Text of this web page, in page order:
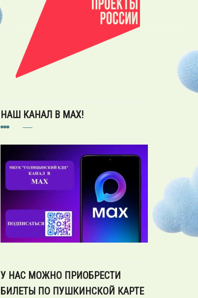
НАШ КАНАЛ В MAX!
У НАС МОЖНО ПРИОБРЕСТИ
БИЛЕТЫ ПО ПУШКИНСКОЙ КАРТЕ